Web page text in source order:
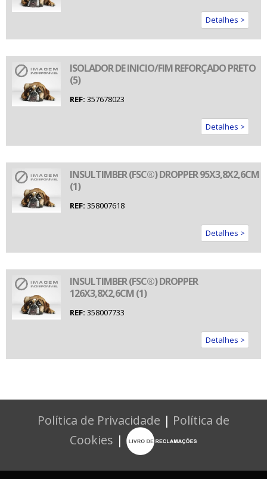
Detalhes >
ISOLADOR DE INICIO/FIM REFORÇADO PRETO
(5)
REF: 357678023
Detalhes >
INSULTIMBER (FSC®) DROPPER 95X3,8X2,6CM
(1)
REF: 358007618
Detalhes >
INSULTIMBER (FSC®) DROPPER
126X3,8X2,6CM (1)
REF: 358007733
Detalhes >
Política de Privacidade | Política de
Cookies |